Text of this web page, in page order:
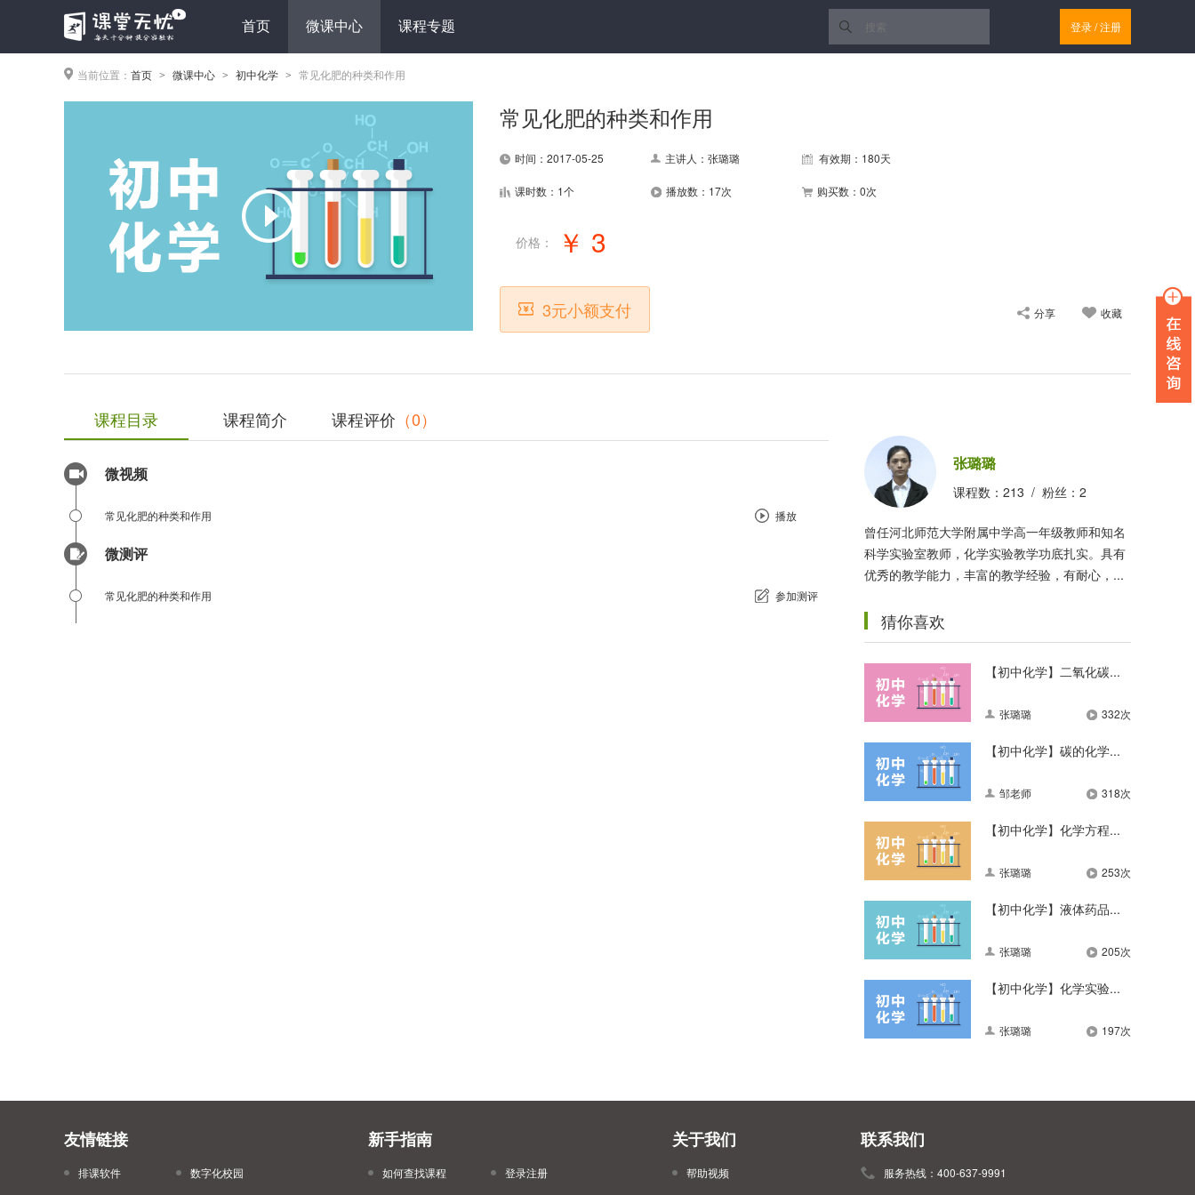
首页 微课中心 课程专题 登录/注册
当前位置： 首页 > 微课中心 > 初中化学 > 常见化肥的种类和作用
常见化肥的种类和作用
时间：2017-05-25 主讲人：张璐璐 有效期：180天
课时数：1个 播放数：17次 购买数：0次
价格： ￥ 3
3元小额支付 收藏
分享
课程目录 课程简介 课程评价 （0）
微视频
常见化肥的种类和作用 播放
微测评
常见化肥的种类和作用 参加测评
张璐璐
课程数： 213 / 粉丝： 2
曾任河北师范大学附属中学高一年级教师和知名
科学实验室教师，化学实验教学功底扎实。具有
优秀的教学能力，丰富的教学经验，有耐心，...
猜你喜欢
【初中化学】二氧化碳...
张璐璐 332次
【初中化学】碳的化学...
邹老师 318次
【初中化学】化学方程...
张璐璐 253次
【初中化学】液体药品...
张璐璐 205次
【初中化学】化学实验...
张璐璐 197次
友情链接
排课软件
数字化校园
新手指南
如何查找课程
登录注册
关于我们
帮助视频
联系我们
服务热线：400-637-9991